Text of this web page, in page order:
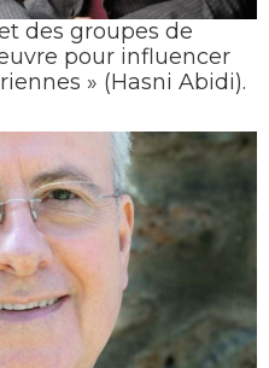
des groupes de
pour influencer
» (Hasni Abidi).